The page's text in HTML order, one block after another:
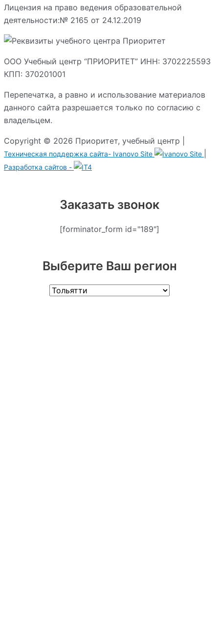
Лицензия на право ведения образовательной
деятельности:№ 2165 от 24.12.2019
ООО Учебный центр “ПРИОРИТЕТ” ИНН: 3702225593
КПП: 370201001
Перепечатка, а равно и использование материалов
данного сайта разрешается только по согласию с
владельцем.
Copyright © 2026 Приоритет, учебный центр |
Техническая поддержка сайта- Ivanovo Site
Разработка сайтов -
Заказать звонок
[forminator_form id="189"]
Выберите Ваш регион